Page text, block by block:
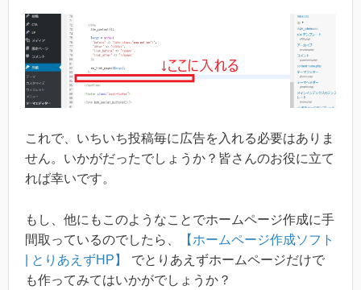
これで、いちいち投稿毎に広告を入れる必要はありま
せん。いかがだったでしょうか？皆さんのお役に立て
れば幸いです。
もし、他にもこのようなことでホームページ作成に手
間取っているのでしたら、
【ホームページ作成ソフト
| とりあえずHP】
でとりあえずホームページだけで
も作ってみてはいかがでしょうか？